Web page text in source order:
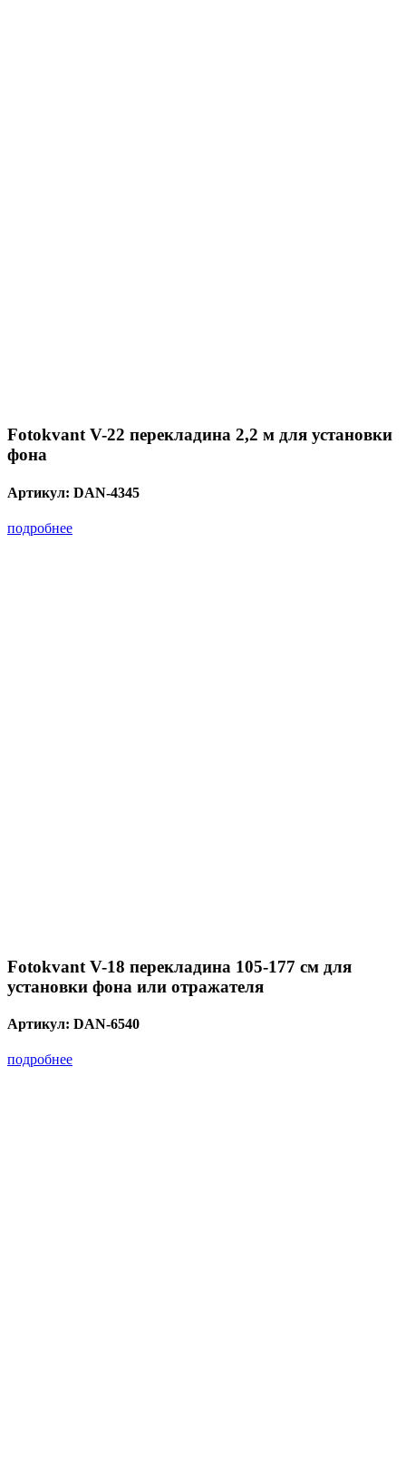
Fotokvant V-22 перекладина 2,2 м для установки
фона
Артикул: DAN-4345
подробнее
Fotokvant V-18 перекладина 105-177 см для
установки фона или отражателя
Артикул: DAN-6540
подробнее